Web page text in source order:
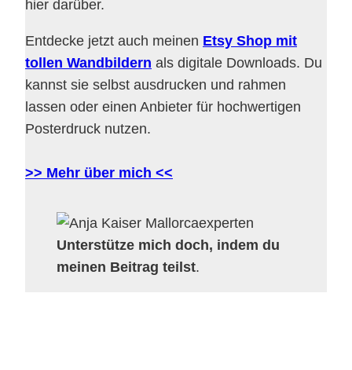
hier darüber.
Entdecke jetzt auch meinen Etsy Shop mit
tollen Wandbildern als digitale Downloads. Du
kannst sie selbst ausdrucken und rahmen
lassen oder einen Anbieter für hochwertigen
Posterdruck nutzen.
>> Mehr über mich <<
Unterstütze mich doch, indem du
meinen Beitrag teilst.